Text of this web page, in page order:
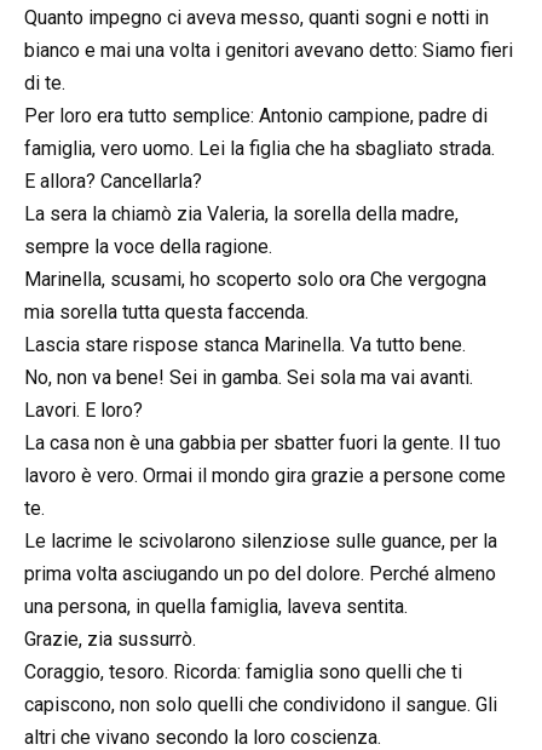
Quanto impegno ci aveva messo, quanti sogni e notti in
bianco e mai una volta i genitori avevano detto: Siamo fieri
di te.
Per loro era tutto semplice: Antonio campione, padre di
famiglia, vero uomo. Lei la figlia che ha sbagliato strada.
E allora? Cancellarla?
La sera la chiamò zia Valeria, la sorella della madre,
sempre la voce della ragione.
Marinella, scusami, ho scoperto solo ora Che vergogna
mia sorella tutta questa faccenda.
Lascia stare rispose stanca Marinella. Va tutto bene.
No, non va bene! Sei in gamba. Sei sola ma vai avanti.
Lavori. E loro?
La casa non è una gabbia per sbatter fuori la gente. Il tuo
lavoro è vero. Ormai il mondo gira grazie a persone come
te.
Le lacrime le scivolarono silenziose sulle guance, per la
prima volta asciugando un po del dolore. Perché almeno
una persona, in quella famiglia, laveva sentita.
Grazie, zia sussurrò.
Coraggio, tesoro. Ricorda: famiglia sono quelli che ti
capiscono, non solo quelli che condividono il sangue. Gli
altri che vivano secondo la loro coscienza.